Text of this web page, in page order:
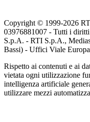
Copyright © 1999-2026
03976881007 - Tutti i
S.p.A. - RTI S.p.A.,
Bassi) - Uffici Viale
Rispetto ai contenuti e ai
vietata ogni utilizzazione
intelligenza artificiale
utilizzare mezzi